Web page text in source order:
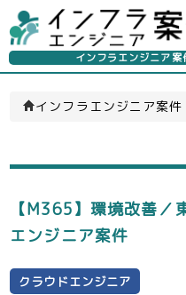
インフラエンジニア案
インフラエンジニア案件
【M365】環境改善／
エンジニア案件
クラウドエンジニア